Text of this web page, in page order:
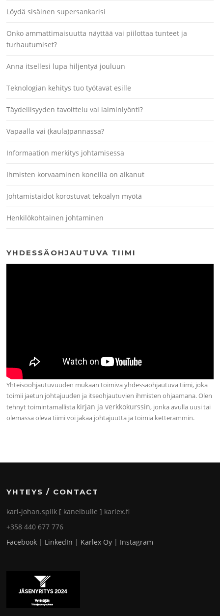
Löydä sisäinen supersankarisi
Onko ammattimaisuutta näyttää vai piilottaa tunteet ja
turhautumiset?
Anna itsellesi lupa hiljentyä jouluun
Teknologian kehitys tuo työtavat esille
Täydellisyyden tavoittelu vai laiminlyönti?
Vapaalla vai (kaula)pannassa?
Informaation merkitys johtamisessa
Ihmisten korvaaminen koneilla on alkanut
Johtamistaidot korostuvat tekoälyn myötä
Henkilökohtainen johtaminen
YHDESSÄOHJAUTUVA TIIMI
Yhteisöohjautuvuuden mukaan toimiva yhdessäohjautuva tiimi, joka
toimii jaetun johtajuuden ja itseohjautuvien ihmisten ohjaamana. Olen
tehnyt toimintamallista kirjan ja verkkokurssin, jonka avulla uusi tai
olemassa oleva tiimi voi jakaa johtajuutta ja toimia ketterämmin.
YHTEYS / CONTACT
karl-johan.spiik [ kanelbulle ] karlex.fi
+358 440 677 776
Facebook | LinkedIn | Karlex Oy | Instagram